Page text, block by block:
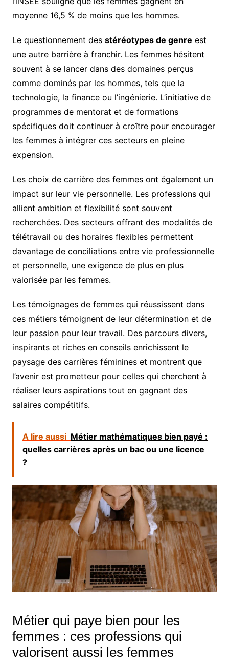
moyenne 16,5 % de moins que les hommes.
Le questionnement des stéréotypes de genre est
une autre barrière à franchir. Les femmes hésitent
souvent à se lancer dans des domaines perçus
comme dominés par les hommes, tels que la
technologie, la finance ou l’ingénierie. L’initiative de
programmes de mentorat et de formations
spécifiques doit continuer à croître pour encourager
les femmes à intégrer ces secteurs en pleine
expension.
Les choix de carrière des femmes ont également un
impact sur leur vie personnelle. Les professions qui
allient ambition et flexibilité sont souvent
recherchées. Des secteurs offrant des modalités de
télétravail ou des horaires flexibles permettent
davantage de conciliations entre vie professionnelle
et personnelle, une exigence de plus en plus
valorisée par les femmes.
Les témoignages de femmes qui réussissent dans
ces métiers témoignent de leur détermination et de
leur passion pour leur travail. Des parcours divers,
inspirants et riches en conseils enrichissent le
paysage des carrières féminines et montrent que
l’avenir est prometteur pour celles qui cherchent à
réaliser leurs aspirations tout en gagnant des
salaires compétitifs.
A lire aussi Métier mathématiques bien payé :
quelles carrières après un bac ou une licence
?
Métier qui paye bien pour les
femmes : ces professions qui
valorisent aussi les femmes